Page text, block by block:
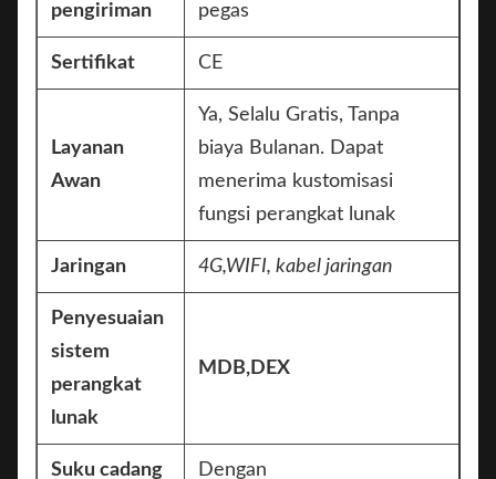
pengiriman
pegas
Sertifikat CE
Layanan
Awan
Ya, Selalu Gratis, Tanpa
biaya Bulanan. Dapat
menerima kustomisasi
fungsi perangkat lunak
Jaringan 4G,WIFI, kabel jaringan
Penyesuaian
sistem
perangkat
lunak
MDB,DEX
Suku cadang Dengan